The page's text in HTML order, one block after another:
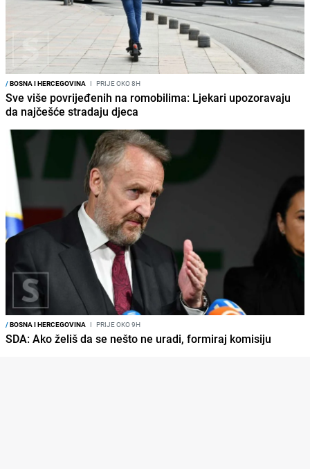
/BOSNA I HERCEGOVINA I PRIJE OKO 8H
Sve više povrijeđenih na romobilima: Ljekari upozoravaju
da najčešće stradaju djeca
/BOSNA I HERCEGOVINA I PRIJE OKO 9H
SDA: Ako želiš da se nešto ne uradi, formiraj komisiju